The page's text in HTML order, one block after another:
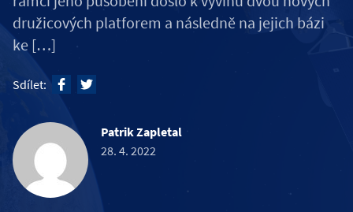
družicových platforem a následně na jejich bázi
ke […]
Sdílet:
Patrik Zapletal
28. 4. 2022